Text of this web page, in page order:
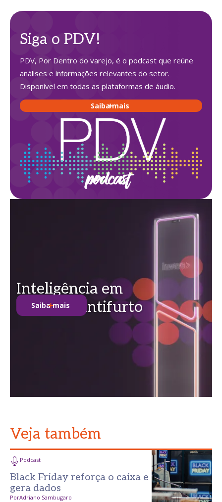
Siga o PDV!
PDV, Por Dentro do varejo, é o podcast que reúne
análises e informações relevantes do setor.
Disponível em todas as plataformas de áudio.
Saiba mais
Inteligência em
soluções antifurto
Saiba mais
Veja também
Podcast
Black Friday reforça o caixa e
gera dados
PorAdriano Sambugaro